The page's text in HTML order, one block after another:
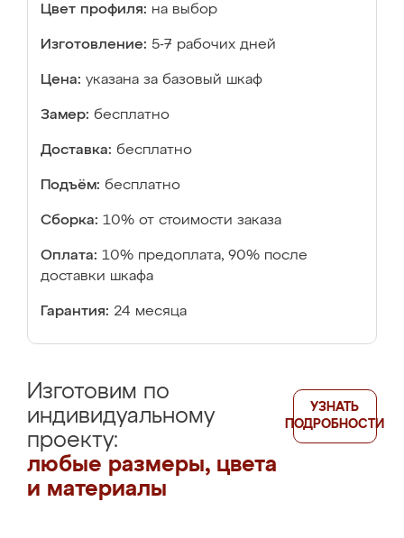
Цвет профиля: на выбор
Изготовление: 5-7 рабочих дней
Цена: указана за базовый шкаф
Замер: бесплатно
Доставка: бесплатно
Подъём: бесплатно
Сборка: 10% от стоимости заказа
Оплата: 10% предоплата, 90% после
доставки шкафа
Гарантия: 24 месяца
Изготовим по
индивидуальному
проекту:
любые размеры, цвета
и материалы
УЗНАТЬ
ПОДРОБНОСТИ